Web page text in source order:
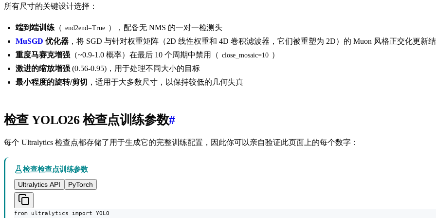
所有尺寸的关键设计选择：
端到端训练 （ end2end=True ），配备无 NMS 的一对一检测头
MuSGD 优化器 ，将 SGD 与针对权重矩阵（2D 线性权重和 4D 卷积滤波器，它们被重塑为 2D）的 Muon 风格正交化更新
重度马赛克增强 （~0.9-1.0 概率）在最后 10 个周期中禁用（ close_mosaic=10 ）
激进的缩放增强 (0.56-0.95)，用于处理不同大小的目标
最小程度的旋转/剪切 ，适用于大多数尺寸，以保持较低的几何失真
检查 YOLO26 检查点训练参数#
每个 Ultralytics 检查点都存储了用于生成它的完整训练配置，因此你可以亲自验证此页面上的每个数字：
检查检查点训练参数
Ultralytics API
PyTorch
from ultralytics import YOLO